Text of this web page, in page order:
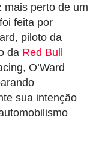
mais perto de um
feita por
piloto da
da Red Bull
O’Ward
sua intenção